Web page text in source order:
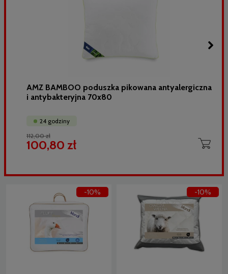
AMZ BAMBOO poduszka pikowana antyalergiczna
i antybakteryjna 70x80
24 godziny
112,00 zł
100,80 zł
-10% -10%